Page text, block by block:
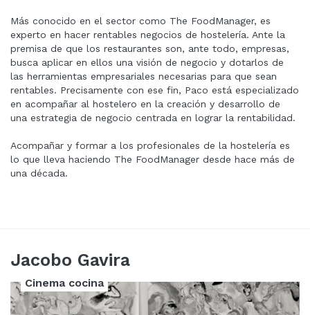
Más conocido en el sector como The FoodManager, es
experto en hacer rentables negocios de hostelería. Ante la
premisa de que los restaurantes son, ante todo, empresas,
busca aplicar en ellos una visión de negocio y dotarlos de
las herramientas empresariales necesarias para que sean
rentables. Precisamente con ese fin, Paco está especializado
en acompañar al hostelero en la creación y desarrollo de
una estrategia de negocio centrada en lograr la rentabilidad.
Acompañar y formar a los profesionales de la hostelería es
lo que lleva haciendo The FoodManager desde hace más de
una década.
Jacobo Gavira
Cinema cocina